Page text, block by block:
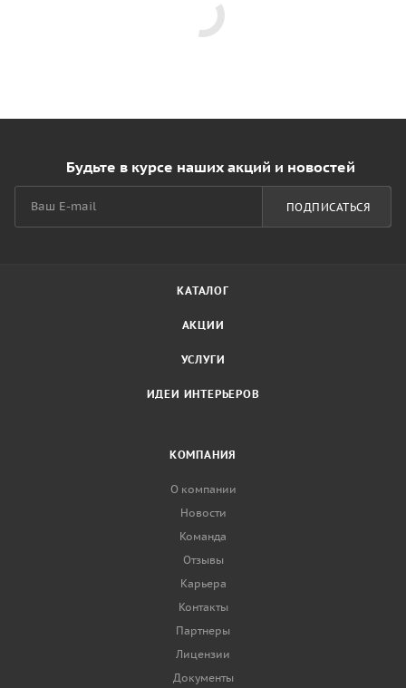
Будьте в курсе наших акций и новостей
ПОДПИСАТЬСЯ
КАТАЛОГ
АКЦИИ
УСЛУГИ
ИДЕИ ИНТЕРЬЕРОВ
КОМПАНИЯ
О компании
Новости
Команда
Отзывы
Карьера
Контакты
Партнеры
Лицензии
Документы